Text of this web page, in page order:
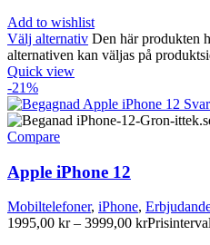
Add to wishlist
Välj alternativ Den här produkten
alternativen kan väljas på
Quick view
-21%
Compare
Apple iPhone 12
Mobiltelefoner, iPhone,
1995,00 kr – 3999,00 kr